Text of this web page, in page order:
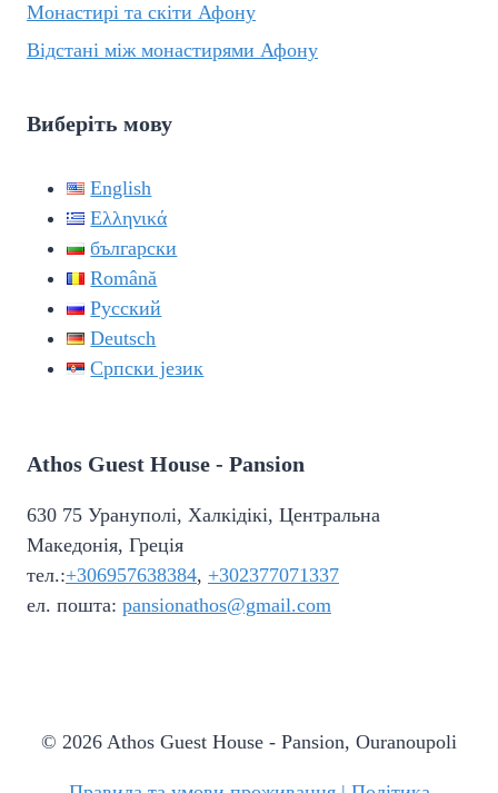
Монастирі та скіти Афону
Відстані між монастирями Афону
Виберіть мову
English
Ελληνικά
български
Română
Русский
Deutsch
Српски језик
Athos Guest House - Pansion
630 75 Урануполі, Халкідікі, Центральна
Македонія, Греція
тел.:+306957638384, +302377071337
ел. пошта: pansionathos@gmail.com
© 2026 Athos Guest House - Pansion, Ouranoupoli